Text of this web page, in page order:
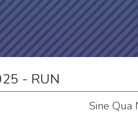
- RUN
Sine Qua